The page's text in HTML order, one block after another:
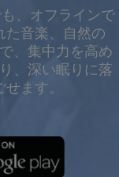
、オフラインで
た音楽、自然の
、集中力を高め
、深い眠りに落
ます。